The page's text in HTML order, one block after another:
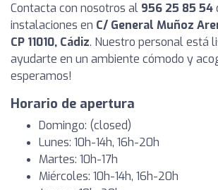
Contacta con nosotros al 956 25 85 54
instalaciones en C/ General Muñoz
CP 11010, Cádiz. Nuestro personal está
ayudarte en un ambiente cómodo y
esperamos!
Horario de apertura
Domingo: (closed)
Lunes: 10h-14h, 16h-20h
Martes: 10h-17h
Miércoles: 10h-14h, 16h-20h